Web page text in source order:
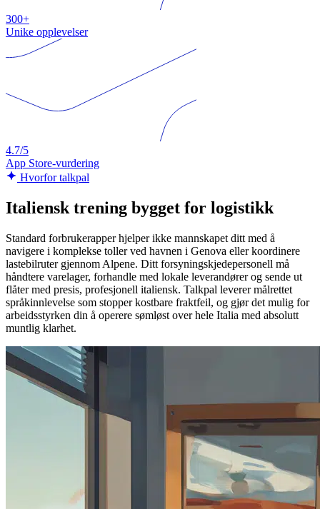
300+
Unike opplevelser
4.7/5
App Store-vurdering
Hvorfor talkpal
Italiensk trening bygget for logistikk
Standard forbrukerapper hjelper ikke mannskapet ditt med å
navigere i komplekse toller ved havnen i Genova eller koordinere
lastebilruter gjennom Alpene. Ditt forsyningskjedepersonell må
håndtere varelager, forhandle med lokale leverandører og sende ut
flåter med presis, profesjonell italiensk. Talkpal leverer målrettet
språkinnlevelse som stopper kostbare fraktfeil, og gjør det mulig for
arbeidsstyrken din å operere sømløst over hele Italia med absolutt
muntlig klarhet.